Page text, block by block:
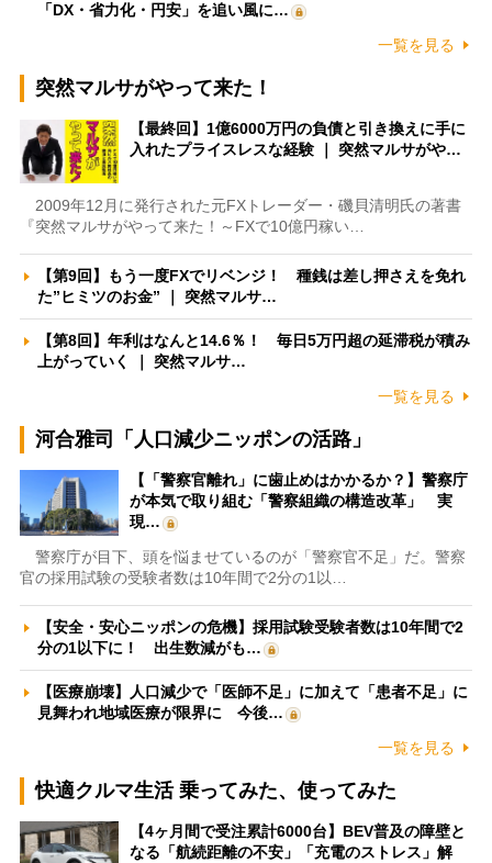
「DX・省力化・円安」を追い風に…
一覧を見る
突然マルサがやって来た！
【最終回】1億6000万円の負債と引き換えに手に
入れたプライスレスな経験 ｜ 突然マルサがや…
2009年12月に発行された元FXトレーダー・磯貝清明氏の著書
『突然マルサがやって来た！～FXで10億円稼い…
【第9回】もう一度FXでリベンジ！ 種銭は差し押さえを免れ
た”ヒミツのお金” ｜ 突然マルサ…
【第8回】年利はなんと14.6％！ 毎日5万円超の延滞税が積み
上がっていく ｜ 突然マルサ…
一覧を見る
河合雅司「人口減少ニッポンの活路」
【「警察官離れ」に歯止めはかかるか？】警察庁
が本気で取り組む「警察組織の構造改革」 実
現…
警察庁が目下、頭を悩ませているのが「警察官不足」だ。警察
官の採用試験の受験者数は10年間で2分の1以…
【安全・安心ニッポンの危機】採用試験受験者数は10年間で2
分の1以下に！ 出生数減がも…
【医療崩壊】人口減少で「医師不足」に加えて「患者不足」に
見舞われ地域医療が限界に 今後…
一覧を見る
快適クルマ生活 乗ってみた、使ってみた
【4ヶ月間で受注累計6000台】BEV普及の障壁と
なる「航続距離の不安」「充電のストレス」解